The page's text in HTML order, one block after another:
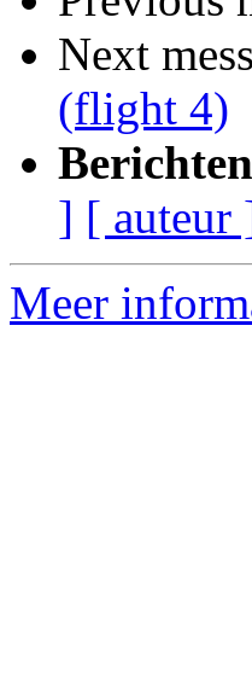
Next
(flight 4)
] [ auteur
Meer